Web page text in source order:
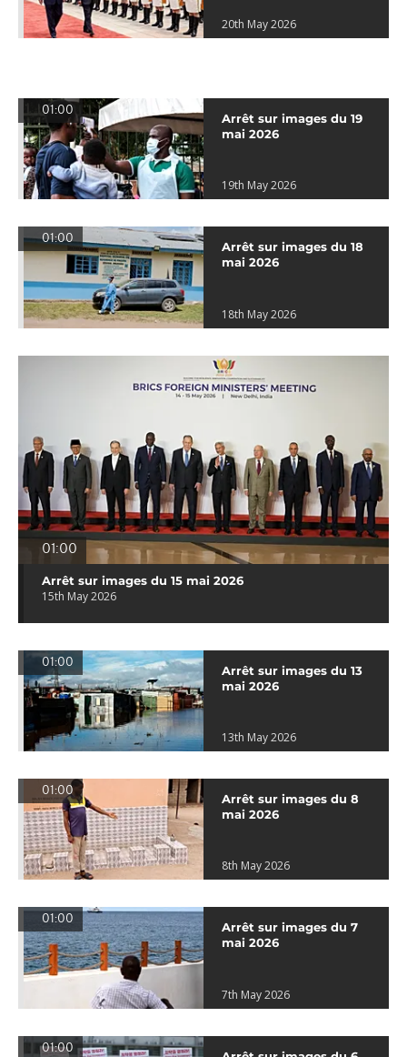
20th May 2026
01:00
Arrêt sur images du 19
mai 2026
19th May 2026
01:00
Arrêt sur images du 18
mai 2026
18th May 2026
01:00
Arrêt sur images du 15 mai 2026
15th May 2026
01:00
Arrêt sur images du 13
mai 2026
13th May 2026
01:00
Arrêt sur images du 8
mai 2026
8th May 2026
01:00
Arrêt sur images du 7
mai 2026
7th May 2026
01:00